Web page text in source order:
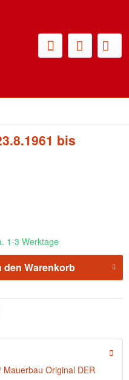
bis
1-3 Werktage
den Warenkorb
Original DER